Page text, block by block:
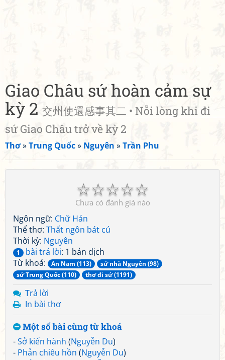
Giao Châu sứ hoàn cảm sự
kỳ 2 交州使還感事其二 • Nỗi lòng khi đi
sứ Giao Châu trở về kỳ 2
Thơ»Trung Quốc» Nguyên »Trần Phu
☆
☆
☆
☆
☆
Chưa có đánh giá nào
Ngôn ngữ: Chữ Hán
Thể thơ: Thất ngôn bát cú
Thời kỳ: Nguyên
1 bài trả lời: 1 bản dịch
Từ khoá:
An Nam (113)
sứ nhà Nguyên (98)
sứ Trung Quốc (110)
thơ đi sứ (1191)
Trả lời
In bài thơ
Một số bài cùng từ khoá
-Sở kiến hành (Nguyễn Du)
- Phản chiêu hồn (Nguyễn Du)